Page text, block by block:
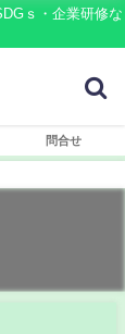
ｓ・企業研修な
問合せ